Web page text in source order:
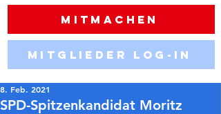
Mitglieder Log-in
Mitmachen
SPD-Spitzenkandidat Moritz
8. Feb. 2021